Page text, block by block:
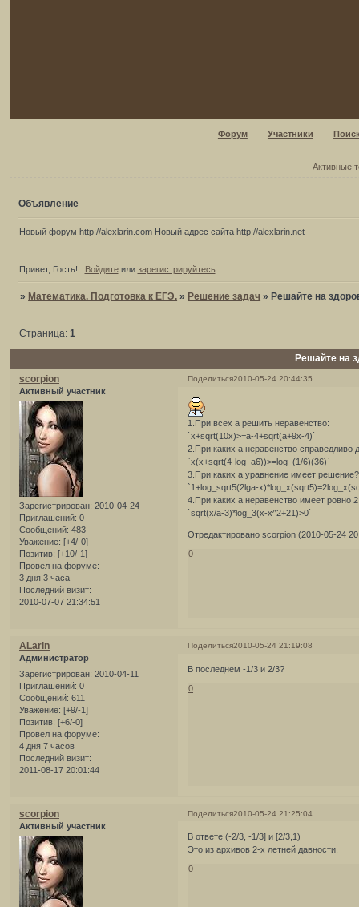
Форум Участники
Активные
Объявление
Новый форум http://alexlarin.com Новый адрес сайта http://alexlarin.net
Привет, Гость! Войдитеили зарегистрируйтесь.
»Математика. Подготовка к ЕГЭ. »Решение задач »Решайте на
Решайте на
Страница: 1
Поделиться2010-05-24 20:44:35
scorpion
Активный участник
Зарегистрирован: 2010-04-24
Приглашений: 0
Сообщений: 483
Уважение: [+4/-0]
Позитив: [+10/-1]
Провел на форуме:
3 дня 3 часа
Последний визит:
2010-07-07 21:34:51
1.При всех а решить неравенство:
`x+sqrt(10x)>=a-4+sqrt(a+9x-4)`
2.При каких а неравенство справедливо
`x(x+sqrt(4-log_a6))>=log_(1/6)(36)`
3.При каких а уравнение имеет решение?
`1+log_sqrt5(2lga-
4.При каких а неравенство имеет ровно
`sqrt(x/a-3)*log_3(x-x^2+21)>0`
Отредактировано scorpion (2010-05-24
0
Поделиться2010-05-24 21:19:08
ALarin
Администратор
Зарегистрирован: 2010-04-11
Приглашений: 0
Сообщений: 611
Уважение: [+9/-1]
Позитив: [+6/-0]
Провел на форуме:
4 дня 7 часов
Последний визит:
2011-08-17 20:01:44
В последнем -1/3 и 2/3?
0
Поделиться2010-05-24 21:25:04
scorpion
Активный участник
В ответе (-2/3, -1/3] и [2/3,1)
Это из архивов 2-х летней давности.
0